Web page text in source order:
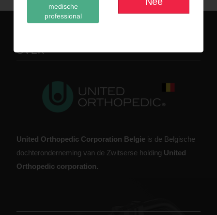
medische
professional
OVER
United Orthopedic Corporation Belgie is de Belgische
dochteronderneming van de Zwitserse holding United
Orthopedic corporation.